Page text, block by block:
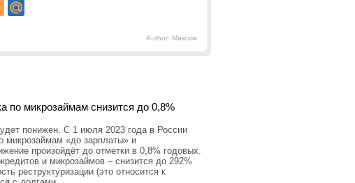
Author: Максим
по микрозаймам снизится до 0,8%
понижен. С 1 июля 2023 года в России
микрозаймам «до зарплаты» и
произойдёт до отметки в 0,8% годовых.
и микрозаймов – снизится до 292%
реструктуризации (это относится к